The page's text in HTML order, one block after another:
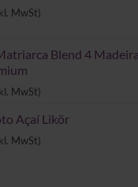
MwSt)
Blend 4
MwSt)
Açaí Likör
MwSt)